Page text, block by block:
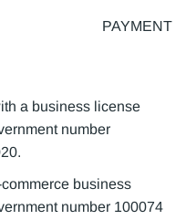
PAYMENT
a business license
number
business
number 100074